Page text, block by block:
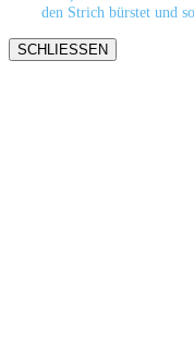
den Strich bürstet und
SCHLIESSEN